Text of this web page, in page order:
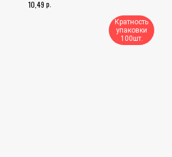
10,49 р.
Кратность
упаковки
100шт.​